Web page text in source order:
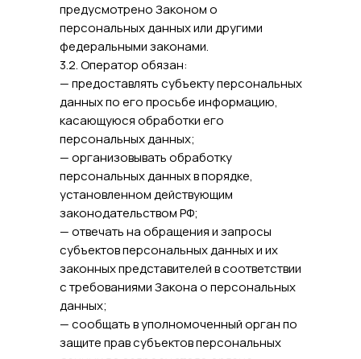
предусмотрено Законом о
персональных данных или другими
федеральными законами.
3.2. Оператор обязан:
— предоставлять субъекту персональных
данных по его просьбе информацию,
касающуюся обработки его
персональных данных;
— организовывать обработку
персональных данных в порядке,
установленном действующим
законодательством РФ;
— отвечать на обращения и запросы
субъектов персональных данных и их
законных представителей в соответствии
с требованиями Закона о персональных
данных;
— сообщать в уполномоченный орган по
защите прав субъектов персональных